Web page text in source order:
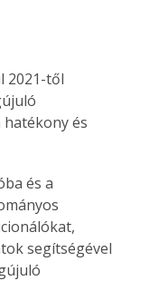
2021-től
és
és a
segítségével